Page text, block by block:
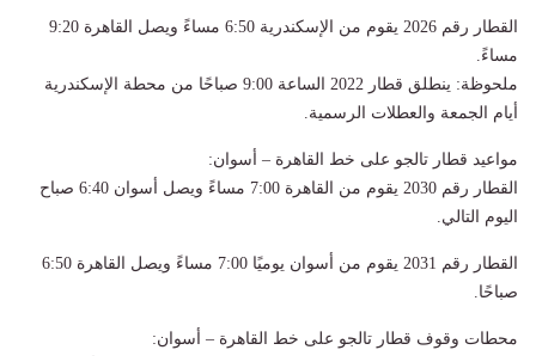
القطار رقم 2026 يقوم من الإسكندرية 6:50 مساءً ويصل القاهرة 9:20
مساءً.
ملحوظة: ينطلق قطار 2022 الساعة 9:00 صباحًا من محطة الإسكندرية
أيام الجمعة والعطلات الرسمية.
مواعيد قطار تالجو على خط القاهرة – أسوان:
القطار رقم 2030 يقوم من القاهرة 7:00 مساءً ويصل أسوان 6:40 صباح
اليوم التالي.
القطار رقم 2031 يقوم من أسوان يوميًا 7:00 مساءً ويصل القاهرة 6:50
صباحًا.
محطات وقوف قطار تالجو على خط القاهرة – أسوان: